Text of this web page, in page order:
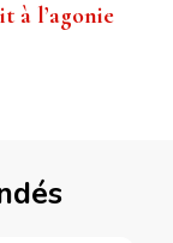
à l’agonie